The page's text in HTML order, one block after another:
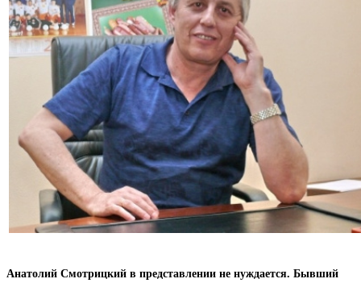
Анатолий Смотрицкий в представлении не нуждается. Бывший